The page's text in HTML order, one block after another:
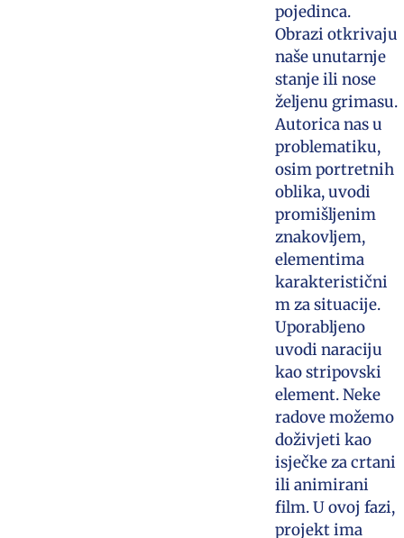
pojedinca.
Obrazi otkrivaju
naše unutarnje
stanje ili nose
željenu grimasu.
Autorica nas u
problematiku,
osim portretnih
oblika, uvodi
promišljenim
znakovljem,
elementima
karakteristični
m za situacije.
Uporabljeno
uvodi naraciju
kao stripovski
element. Neke
radove možemo
doživjeti kao
isječke za crtani
ili animirani
film. U ovoj fazi,
projekt ima